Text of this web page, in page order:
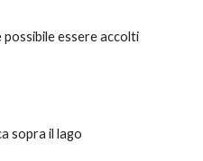
possibile essere accolti
sopra il lago